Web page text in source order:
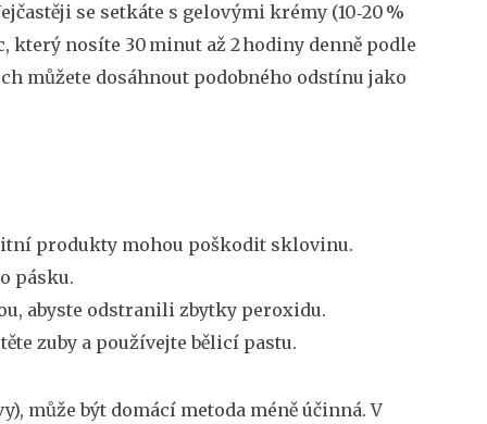
se setkáte s gelovými krémy (10‑20 %
který nosíte 30 minut až 2 hodiny denně podle
můžete dosáhnout podobného odstínu jako
produkty mohou poškodit sklovinu.
pásku.
abyste odstranili zbytky peroxidu.
zuby a používejte bělicí pastu.
může být domácí metoda méně účinná. V